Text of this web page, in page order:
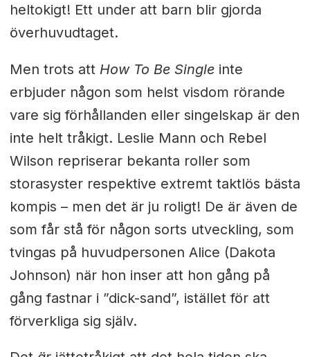
heltokigt! Ett under att barn blir gjorda
överhuvudtaget.
Men trots att How To Be Singleinte
erbjuder någon som helst visdom rörande
vare sig förhållanden eller singelskap är den
inte helt tråkigt. Leslie Mann och Rebel
Wilson repriserar bekanta roller som
storasyster respektive extremt taktlös bästa
kompis – men det är ju roligt! De är även de
som får stå för någon sorts utveckling, som
tvingas på huvudpersonen Alice (Dakota
Johnson) när hon inser att hon gång på
gång fastnar i ”dick-sand”, istället för att
förverkliga sig själv.